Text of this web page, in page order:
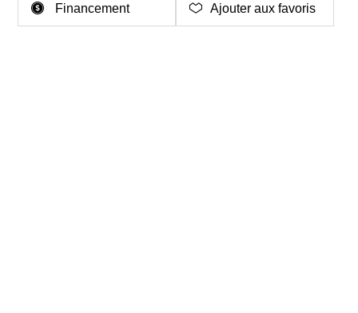
Financement Ajouter aux favoris